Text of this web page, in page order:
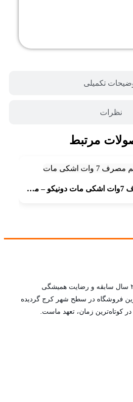
تکمیلی
نظرات
مرتبط
لامپ کم مصرف 7وات اشکی مات دونیکو – مهتابی – بدون گارانتی
کافی الکتریک با بیش از ۲۵ سال سابقه و رضایت همیشگی
فروشگاه در سطح شهر کرج گردیده
کوتاه‌ترین زمان، تعهد ماست.